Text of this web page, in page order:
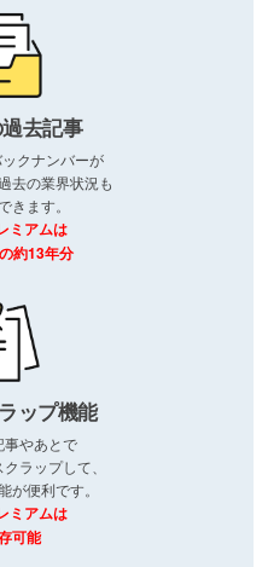
去記事
クナンバーが
去の業界状況も
きます。
ミアムは
約13年分
ップ機能
事やあとで
ラップして、
が便利です。
ミアムは
可能